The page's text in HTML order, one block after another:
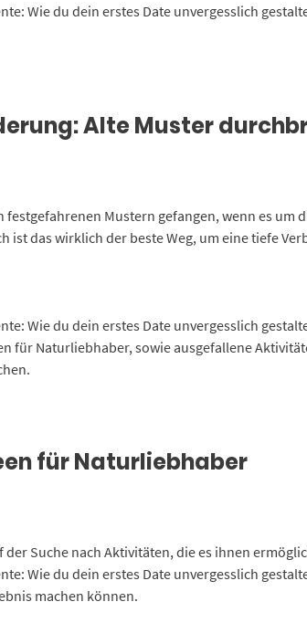
Wie du dein erstes Date unvergesslich
Alte Muster
festgefahrenen Mustern gefangen, wenn es
ist das wirklich der beste Weg, um eine tiefe
Wie du dein erstes Date unvergesslich
für Naturliebhaber, sowie ausgefallene
für Naturliebhaber
Suche nach Aktivitäten, die es ihnen
Wie du dein erstes Date unvergesslich
machen können.